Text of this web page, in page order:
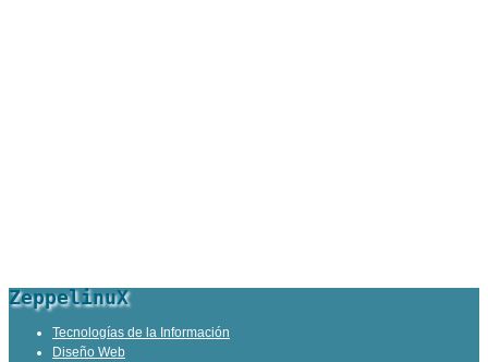
ZeppelinuX
Tecnologías de la Información
Diseño Web